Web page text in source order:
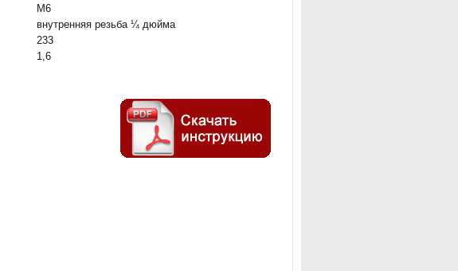
М6
внутренняя резьба ¼ дюйма
233
1,6